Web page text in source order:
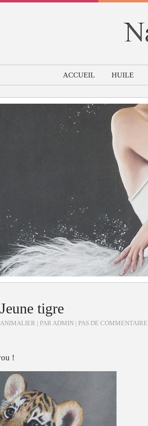
ACCUEIL HUILE
Jeune tigre
ANIMALIER | PAR ADMIN | PAS DE COMMENTAIRE
!